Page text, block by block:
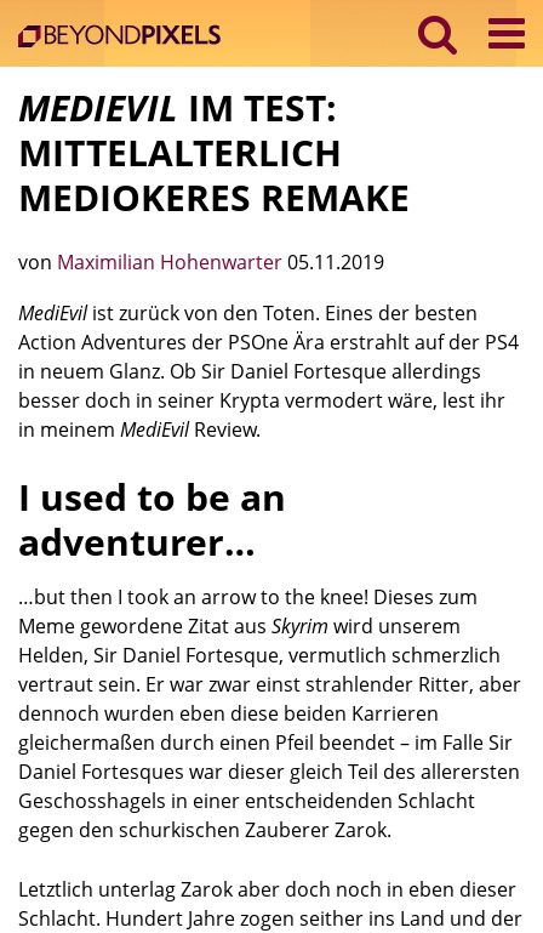
MEDIEVIL IM TEST:
MITTELALTERLICH
MEDIOKERES REMAKE
von Maximilian Hohenwarter05.11.2019
MediEvilist zurück von den Toten. Eines der besten
Action Adventures der PSOne Ära erstrahlt auf der PS4
in neuem Glanz. Ob Sir Daniel Fortesque allerdings
besser doch in seiner Krypta vermodert wäre, lest ihr
in meinem MediEvilReview.
I used to be an
adventurer…
…but then I took an arrow to the knee! Dieses zum
Meme gewordene Zitat aus Skyrim wird unserem
Helden, Sir Daniel Fortesque, vermutlich schmerzlich
vertraut sein. Er war zwar einst strahlender Ritter, aber
dennoch wurden eben diese beiden Karrieren
gleichermaßen durch einen Pfeil beendet – im Falle Sir
Daniel Fortesques war dieser gleich Teil des allerersten
Geschosshagels in einer entscheidenden Schlacht
gegen den schurkischen Zauberer Zarok.
Letztlich unterlag Zarok aber doch noch in eben dieser
Schlacht. Hundert Jahre zogen seither ins Land und der